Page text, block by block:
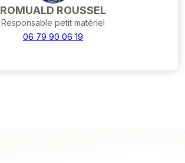
ROMUALD ROUSSEL
Responsable petit matériel
06 79 90 06 19